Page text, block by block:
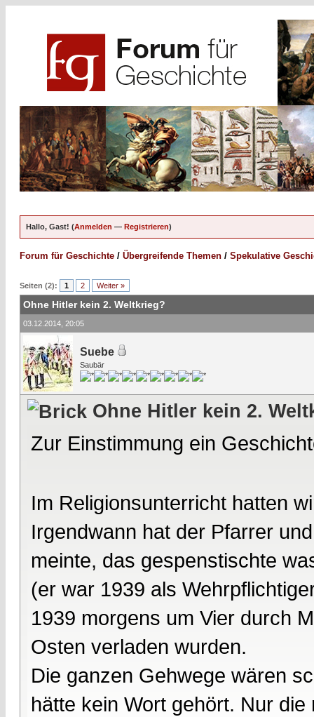
Hallo, Gast! (Anmelden — Registrieren)
Forum für Geschichte / Übergreifende Themen / Spekulative
Seiten (2): 1 2 Weiter »
Ohne Hitler kein 2. Weltkrieg?
03.12.2014, 20:05
Suebe
Saubär
Ohne Hitler kein 2.
Zur Einstimmung ein
Im Religionsunterricht hatten
Irgendwann hat der Pfarrer
meinte, das gespenstischte
(er war 1939 als
1939 morgens um Vier durch
Osten verladen wurden.
Die ganzen Gehwege wären
hätte kein Wort gehört. Nur